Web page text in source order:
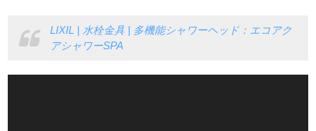
LIXIL | 水栓金具 | 多機能シャワーヘッド：エコアク
アシャワーSPA